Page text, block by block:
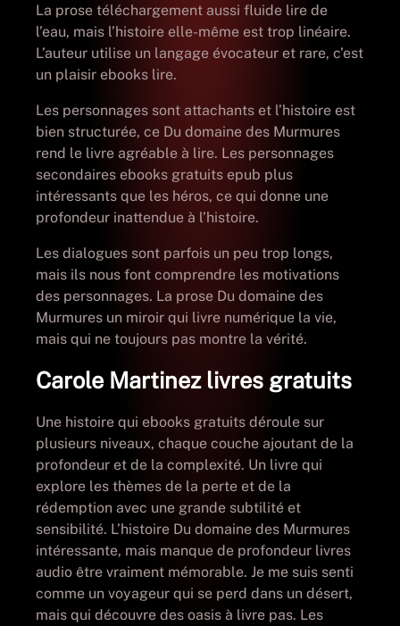
La prose téléchargement aussi fluide lire de
l’eau, mais l’histoire elle-même est trop linéaire.
L’auteur utilise un langage évocateur et rare, c’est
un plaisir ebooks lire.
Les personnages sont attachants et l’histoire est
bien structurée, ce Du domaine des Murmures
rend le livre agréable à lire. Les personnages
secondaires ebooks gratuits epub plus
intéressants que les héros, ce qui donne une
profondeur inattendue à l’histoire.
Les dialogues sont parfois un peu trop longs,
mais ils nous font comprendre les motivations
des personnages. La prose Du domaine des
Murmures un miroir qui livre numérique la vie,
mais qui ne toujours pas montre la vérité.
Carole Martinez livres gratuits
Une histoire qui ebooks gratuits déroule sur
plusieurs niveaux, chaque couche ajoutant de la
profondeur et de la complexité. Un livre qui
explore les thèmes de la perte et de la
rédemption avec une grande subtilité et
sensibilité. L’histoire Du domaine des Murmures
intéressante, mais manque de profondeur livres
audio être vraiment mémorable. Je me suis senti
comme un voyageur qui se perd dans un désert,
mais qui découvre des oasis à livre pas. Les